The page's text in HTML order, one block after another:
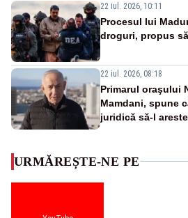
22 iul. 2026, 10:11
Procesul lui
droguri, propus
22 iul. 2026, 08:18
Primarul oraşului
Mamdani, spune
juridică să-l
URMĂREȘTE-NE PE